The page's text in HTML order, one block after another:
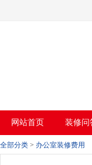
香蕉视频在
视频下载,91
网站首页 装修问
全部分类 > 办公室装修费用